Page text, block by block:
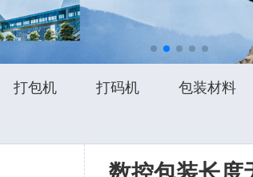
打包机 打码机 包装材料